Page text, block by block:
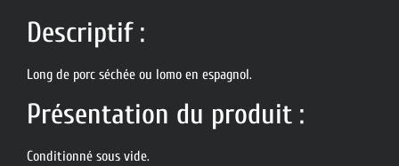
Descriptif :
Long de porc séchée ou lomo en espagnol.
Présentation du produit :
Conditionné sous vide.